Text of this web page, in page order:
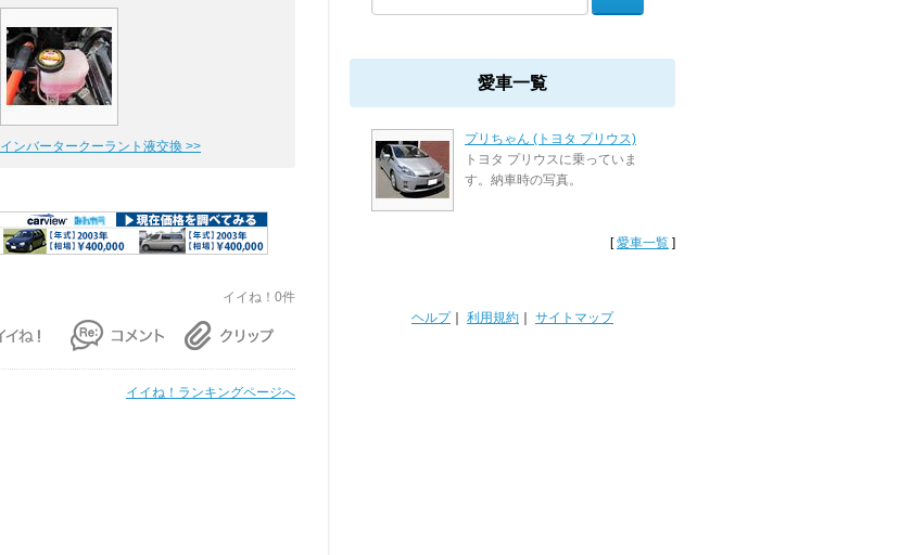
インバータークーラント液交換 >>
イイね！0件
イイね！ランキングページへ
愛車一覧
プリちゃん (トヨタ プリウス)
トヨタ プリウスに乗っていま
す。納車時の写真。
[愛車一覧 ]
ヘルプ｜ 利用規約 サイトマップ